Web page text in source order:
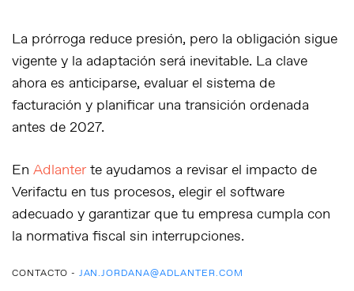
La prórroga reduce presión, pero la obligación sigue
vigente y la adaptación será inevitable. La clave
ahora es anticiparse, evaluar el sistema de
facturación y planificar una transición ordenada
antes de 2027.
En Adlanterte ayudamos a revisar el impacto de
Verifactu en tus procesos, elegir el software
adecuado y garantizar que tu empresa cumpla con
la normativa fiscal sin interrupciones.
CONTACTO - JAN.JORDANA@ADLANTER.COM